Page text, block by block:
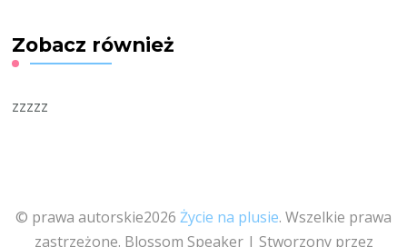
Zobacz również
zzzzz
© prawa autorskie2026 Życie na plusie. Wszelkie prawa
zastrzeżone. Blossom Speaker | Stworzony przez